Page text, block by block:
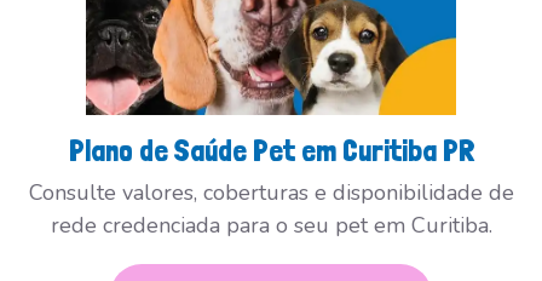
Plano de Saúde Pet em Curitiba PR
Consulte valores, coberturas e disponibilidade de
rede credenciada para o seu pet em Curitiba.